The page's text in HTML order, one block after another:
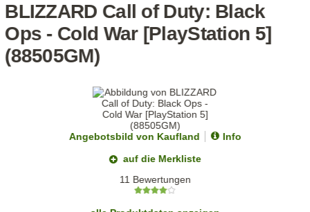
BLIZZARD Call of Duty: Black
Ops - Cold War [PlayStation 5]
(88505GM)
Angebotsbild von Kaufland
Info
auf die Merkliste
11 Bewertungen